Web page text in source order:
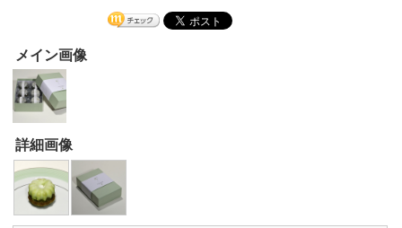
メイン画像
詳細画像